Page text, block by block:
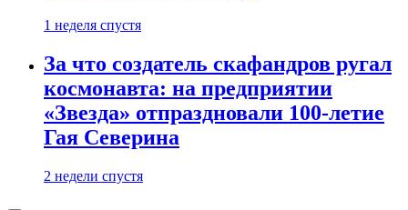
1 неделя спустя
За что создатель скафандров ругал
космонавта: на предприятии
«Звезда» отпраздновали 100-летие
Гая Северина
2 недели спустя